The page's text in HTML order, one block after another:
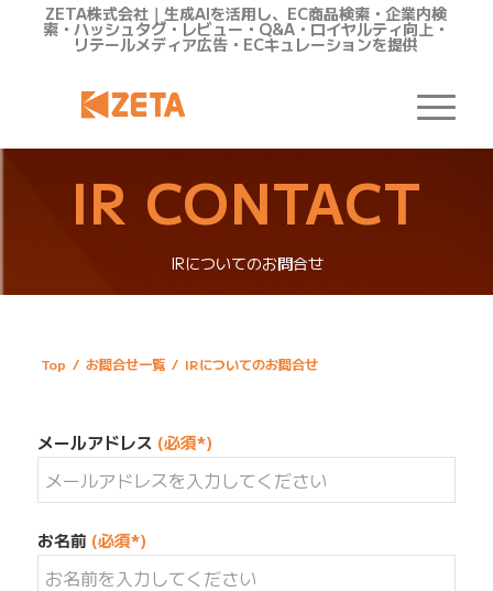
ZETA株式会社｜生成AIを活用し、EC商品検索・企業内検
索・ハッシュタグ・レビュー・Q&A・ロイヤルティ向上・
リテールメディア広告・ECキュレーションを提供
IR CONTACT
IRについてのお問合せ
Top / お問合せ一覧 / IRについてのお問合せ
メールアドレス (必須*)
お名前 (必須*)